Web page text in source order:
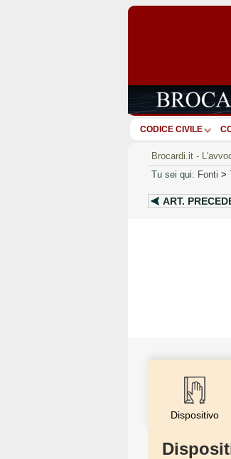
CODICE CIVILE
Brocardi.it -
Tu sei qui: Fonti >
ART.
Dispositivo